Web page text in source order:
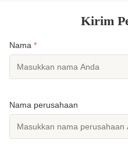
Kirim
Nama *
Nama perusahaan